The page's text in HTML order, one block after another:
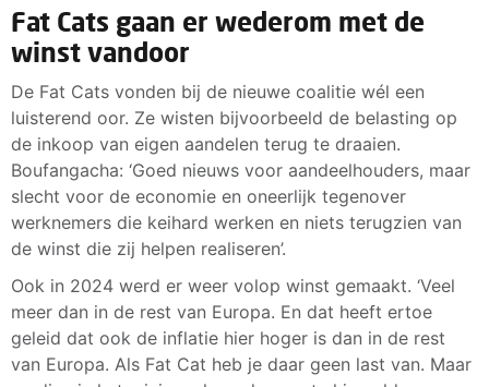
Fat Cats gaan er wederom met de
winst vandoor
De Fat Cats vonden bij de nieuwe coalitie wél een
luisterend oor. Ze wisten bijvoorbeeld de belasting op
de inkoop van eigen aandelen terug te draaien.
Boufangacha: ‘Goed nieuws voor aandeelhouders, maar
slecht voor de economie en oneerlijk tegenover
werknemers die keihard werken en niets terugzien van
de winst die zij helpen realiseren’.
Ook in 2024 werd er weer volop winst gemaakt. ‘Veel
meer dan in de rest van Europa. En dat heeft ertoe
geleid dat ook de inflatie hier hoger is dan in de rest
van Europa. Als Fat Cat heb je daar geen last van. Maar